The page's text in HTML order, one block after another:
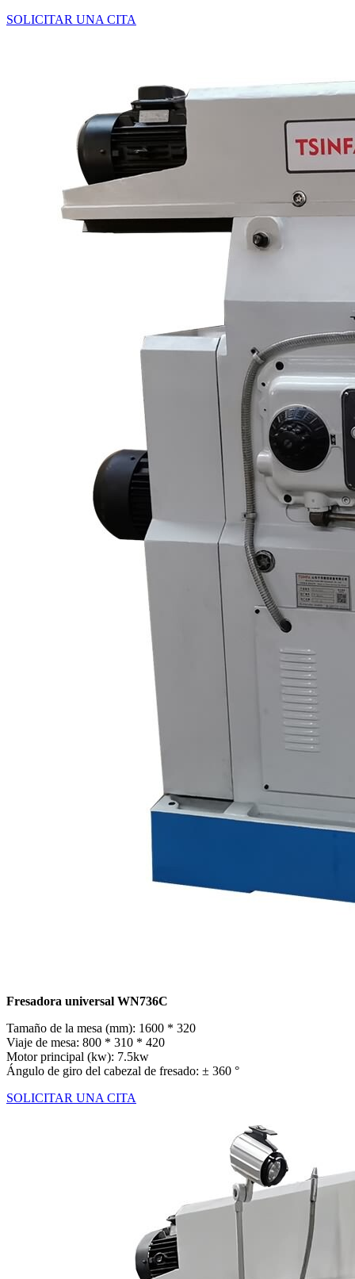
SOLICITAR UNA CITA
Fresadora universal WN736C
Tamaño de la mesa (mm): 1600 * 320
Viaje de mesa: 800 * 310 * 420
Motor principal (kw): 7.5kw
Ángulo de giro del cabezal de fresado: ± 360 °
SOLICITAR UNA CITA